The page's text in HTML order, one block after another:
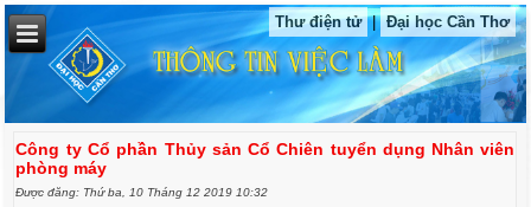
Thư điện tử | Đại học Cần Thơ
Công ty Cổ phần Thủy sản Cổ Chiên tuyển dụng Nhân viên
phòng máy
Được đăng: Thứ ba, 10 Tháng 12 2019 10:32